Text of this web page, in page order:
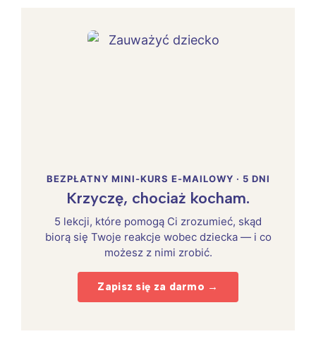
BEZPŁATNY MINI-KURS E-MAILOWY · 5 DNI
Krzyczę, chociaż kocham.
5 lekcji, które pomogą Ci zrozumieć, skąd
biorą się Twoje reakcje wobec dziecka — i co
możesz z nimi zrobić.
Zapisz się za darmo →